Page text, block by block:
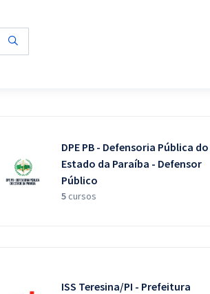
DPE PB - Defensoria Pública do
Estado da Paraíba - Defensor
Público
5cursos
ISS Teresina/PI - Prefeitura